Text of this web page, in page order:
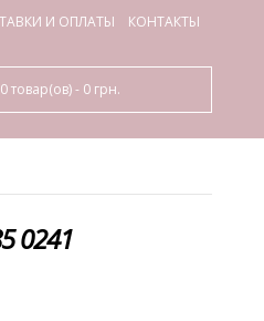
И ОПЛАТЫ КОНТАКТЫ
0 товар(ов) - 0 грн.
0241